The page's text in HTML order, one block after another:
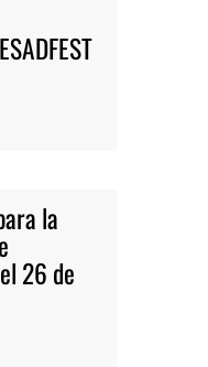
la
26 de